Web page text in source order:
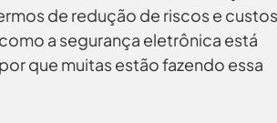
de redução de riscos e custos
a segurança eletrônica está
que muitas estão fazendo essa